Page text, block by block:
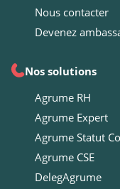
Nous contacter
Devenez
Nos solutions
Agrume RH
Agrume Expert
Agrume Statut
Agrume CSE
DelegAgrume